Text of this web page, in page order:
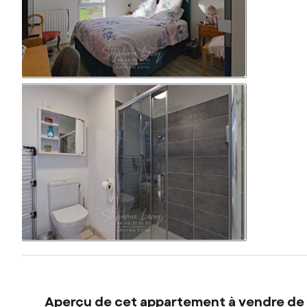
Aperçu de cet appartement à vendre de